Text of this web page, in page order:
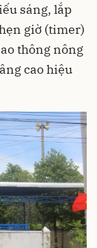
sáng, lắp
giờ (timer)
thông nông
cao hiệu